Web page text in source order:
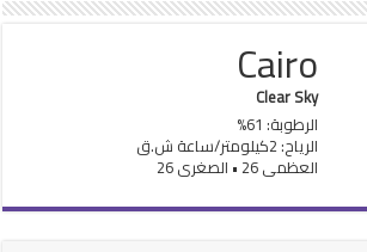
Cairo
Clear Sky
الرطوبة: 61%
الرياح: 2كيلومتر/ساعة ش.ق
العظمى 26 • الصغرى 26